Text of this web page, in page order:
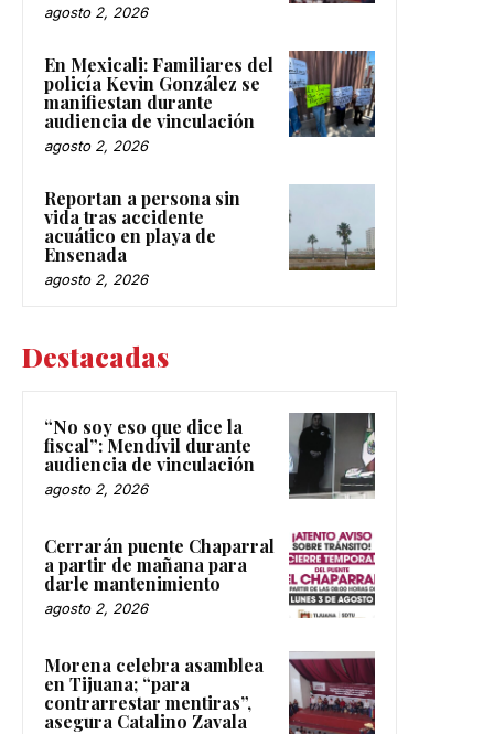
agosto 2, 2026
En Mexicali: Familiares del
policía Kevin González se
manifiestan durante
audiencia de vinculación
agosto 2, 2026
Reportan a persona sin
vida tras accidente
acuático en playa de
Ensenada
agosto 2, 2026
Destacadas
“No soy eso que dice la
fiscal”: Mendívil durante
audiencia de vinculación
agosto 2, 2026
Cerrarán puente Chaparral
a partir de mañana para
darle mantenimiento
agosto 2, 2026
Morena celebra asamblea
en Tijuana; “para
contrarrestar mentiras”,
asegura Catalino Zavala